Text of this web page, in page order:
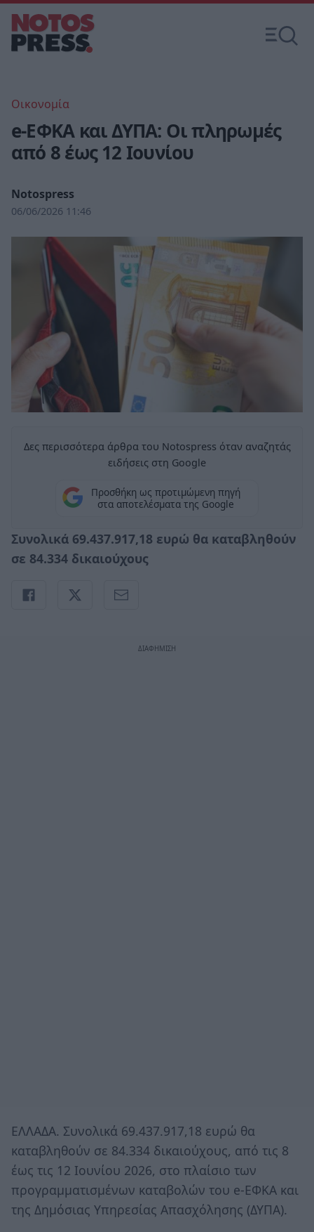
Οικονομία
e-ΕΦΚΑ και ΔΥΠΑ: Οι πληρωμές
από 8 έως 12 Ιουνίου
Notospress
06/06/2026 11:46
Δες περισσότερα άρθρα του Notospress όταν αναζητάς
ειδήσεις στη Google
Προσθήκη ως προτιμώμενη πηγή
στα αποτελέσματα της Google
Συνολικά 69.437.917,18 ευρώ θα καταβληθούν
σε 84.334 δικαιούχους
ΕΛΛΑΔΑ. Συνολικά 69.437.917,18 ευρώ θα
καταβληθούν σε 84.334 δικαιούχους, από τις 8
έως τις 12 Ιουνίου 2026, στο πλαίσιο των
προγραμματισμένων καταβολών του e-ΕΦΚΑ και
της Δημόσιας Υπηρεσίας Απασχόλησης (ΔΥΠΑ).